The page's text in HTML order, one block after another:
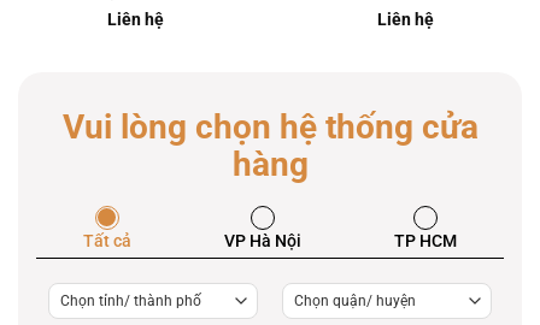
Liên hệ
Liên hệ
Vui lòng chọn hệ thống cửa
hàng
Tất cả VP Hà Nội TP HCM